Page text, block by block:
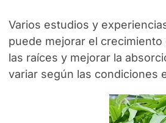
Varios estudios y
puede mejorar el
las raíces y mejorar la
variar según las condiciones